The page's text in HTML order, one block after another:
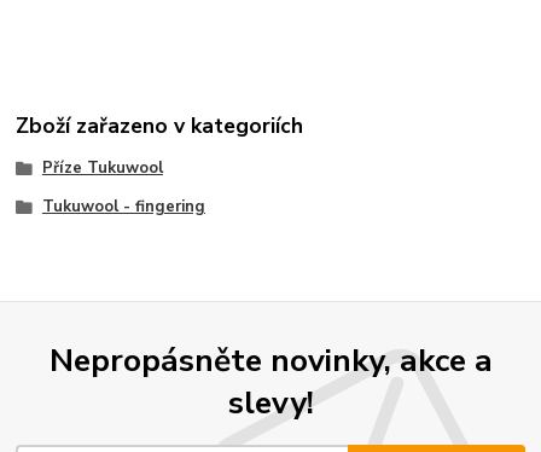
Zboží zařazeno v kategoriích
Příze Tukuwool
Tukuwool - fingering
Nepropásněte novinky, akce a
slevy!